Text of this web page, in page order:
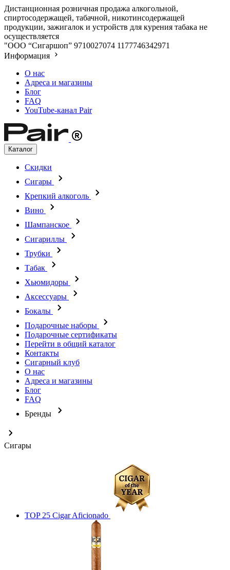
Дистанционная розничная продажа алкогольной,
спиртосодержащей, табачной, никотинсодержащей
продукции, зажигалок и устройств для курения табака не
осуществляется
"ООО “Сигаршоп” 9710027074 1177746342971
Информация
О нас
Адреса и магазины
Блог
FAQ
YouTube-канал Pair
Каталог
Скидки
Сигары
Крепкий алкоголь
Вино
Шампанское
Сигариллы
Трубки
Табак
Хьюмидоры
Аксессуары
Бокалы
Подарочные наборы
Подарочные сертификаты
Перейти в общий каталог
Контакты
Сигарный клуб
О нас
Адреса и магазины
Блог
FAQ
Бренды
Сигары
TOP 25 Cigar Aficionado